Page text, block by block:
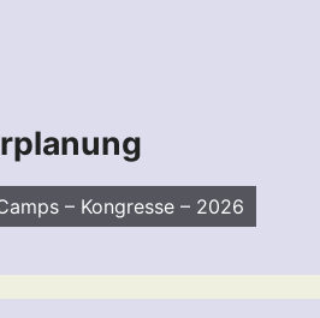
– Kongresse – 2026